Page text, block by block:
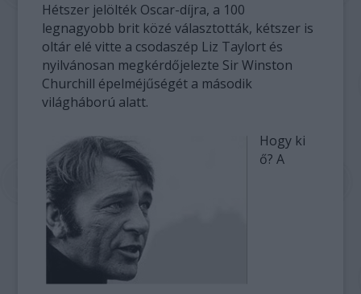
Hétszer jelölték Oscar-díjra, a 100
legnagyobb brit közé választották, kétszer is
oltár elé vitte a csodaszép Liz Taylort és
nyilvánosan megkérdőjelezte Sir Winston
Churchill épelméjűségét a második
világháború alatt.
Hogy ki
ő? A